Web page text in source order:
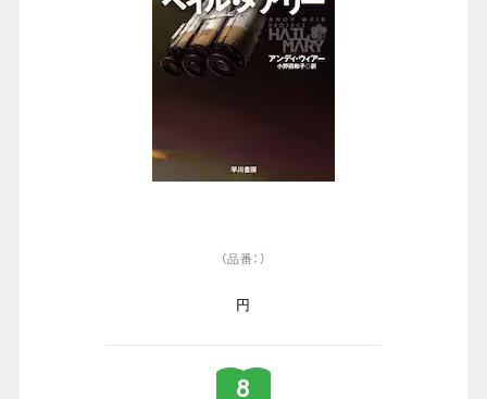
（品番：）
円